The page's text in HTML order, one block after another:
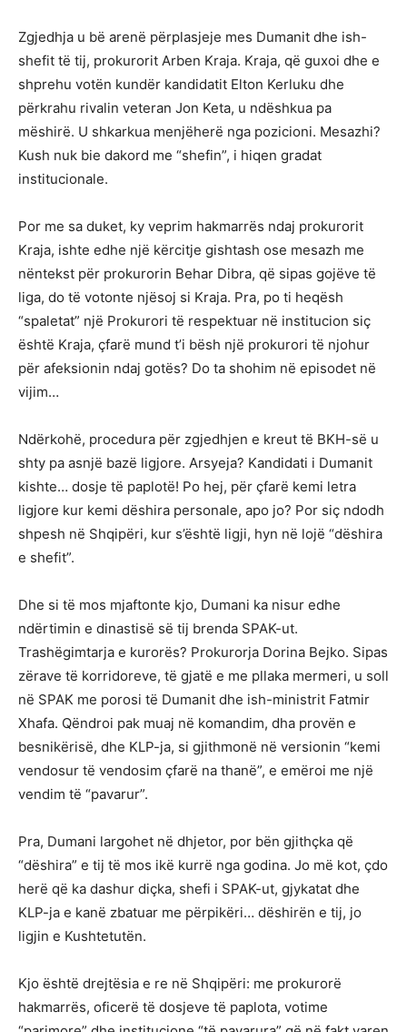
Zgjedhja u bë arenë përplasjeje mes Dumanit dhe ish-
shefit të tij, prokurorit Arben Kraja. Kraja, që guxoi dhe e
shprehu votën kundër kandidatit Elton Kerluku dhe
përkrahu rivalin veteran Jon Keta, u ndëshkua pa
mëshirë. U shkarkua menjëherë nga pozicioni. Mesazhi?
Kush nuk bie dakord me “shefin”, i hiqen gradat
institucionale.
Por me sa duket, ky veprim hakmarrës ndaj prokurorit
Kraja, ishte edhe një kërcitje gishtash ose mesazh me
nëntekst për prokurorin Behar Dibra, që sipas gojëve të
liga, do të votonte njësoj si Kraja. Pra, po ti heqësh
“spaletat” një Prokurori të respektuar në institucion siç
është Kraja, çfarë mund t’i bësh një prokurori të njohur
për afeksionin ndaj gotës? Do ta shohim në episodet në
vijim…
Ndërkohë, procedura për zgjedhjen e kreut të BKH-së u
shty pa asnjë bazë ligjore. Arsyeja? Kandidati i Dumanit
kishte… dosje të paplotë! Po hej, për çfarë kemi letra
ligjore kur kemi dëshira personale, apo jo? Por siç ndodh
shpesh në Shqipëri, kur s’është ligji, hyn në lojë “dëshira
e shefit”.
Dhe si të mos mjaftonte kjo, Dumani ka nisur edhe
ndërtimin e dinastisë së tij brenda SPAK-ut.
Trashëgimtarja e kurorës? Prokurorja Dorina Bejko. Sipas
zërave të korridoreve, të gjatë e me pllaka mermeri, u soll
në SPAK me porosi të Dumanit dhe ish-ministrit Fatmir
Xhafa. Qëndroi pak muaj në komandim, dha provën e
besnikërisë, dhe KLP-ja, si gjithmonë në versionin “kemi
vendosur të vendosim çfarë na thanë”, e emëroi me një
vendim të “pavarur”.
Pra, Dumani largohet në dhjetor, por bën gjithçka që
“dëshira” e tij të mos ikë kurrë nga godina. Jo më kot, çdo
herë që ka dashur diçka, shefi i SPAK-ut, gjykatat dhe
KLP-ja e kanë zbatuar me përpikëri… dëshirën e tij, jo
ligjin e Kushtetutën.
Kjo është drejtësia e re në Shqipëri: me prokurorë
hakmarrës, oficerë të dosjeve të paplota, votime